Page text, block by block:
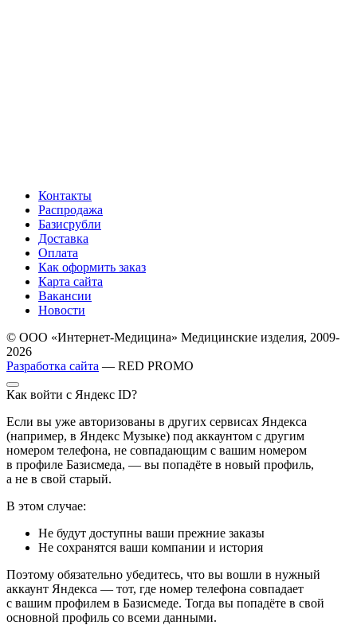
Контакты
Распродажа
Базисрубли
Доставка
Оплата
Как оформить заказ
Карта сайта
Вакансии
Новости
© ООО «Интернет-Медицина» Медицинские изделия, 2009-
2026
Разработка сайта — RED PROMO
Как войти с Яндекс ID?
Если вы уже авторизованы в других сервисах Яндекса
(например, в Яндекс Музыке) под аккаунтом с другим
номером телефона, не совпадающим с вашим номером
в профиле Базисмеда, — вы попадёте в новый профиль,
а не в свой старый.
В этом случае:
Не будут доступны ваши прежние заказы
Не сохранятся ваши компании и история
Поэтому обязательно убедитесь, что вы вошли в нужный
аккаунт Яндекса — тот, где номер телефона совпадает
с вашим профилем в Базисмеде. Тогда вы попадёте в свой
основной профиль со всеми данными.